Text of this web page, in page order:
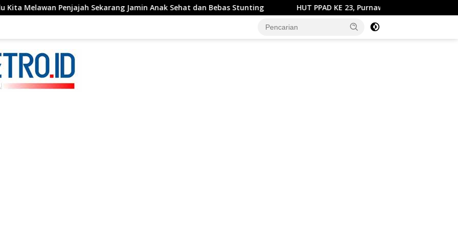
Penjajah Sekarang Jamin Anak Sehat dan Bebas Stunting HUT PPAD KE 23, Purnawirawan TNI Silaturahmi